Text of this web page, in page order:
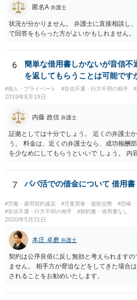
匿名A 弁護士
状況が分かりません。 弁護士に直接相談し
で回答をもらった方がよいかもしれません。
6
簡単な借用書しかないが音信不
を返してもらうことは可能です
#個人・プライベート #音信不通・行方不明の相手
2019年8月19日
内藤 政信 弁護士
証拠としては十分でしょう。 近くの弁護士
う。 料金は、近くの弁護士なら、成功報酬
を少なめにしてもらうといいで しょう。 内
7 パパ活での借金について 借用書
#労働・雇用契約違反 #児童買春・援助交際
#恐喝・
#音信不通・行方不明の相手
#契約書・借用書なし
2020年5月31日
本庄 卓磨 弁護士
契約は公序良俗に反し無効と考えられますの
ません。 相手方が脅迫などをしてきた場合
されることをお勧めいたします。